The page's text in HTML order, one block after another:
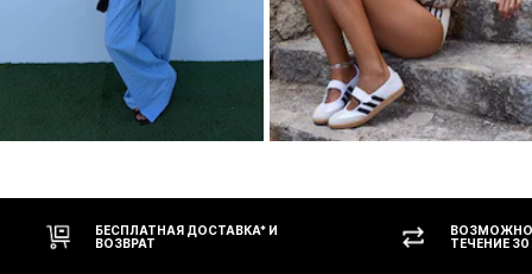
ВОЗМОЖНОСТЬ ВОЗВРАТА В
ТЕЧЕНИЕ 30 ДНЕЙ